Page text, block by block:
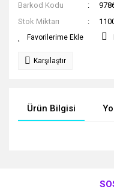
Barkod Kodu
Stok Miktarı
Karşılaştır
Ürün Bilgisi
kullanarak tarafımıza
Görüş ve önerileriniz için